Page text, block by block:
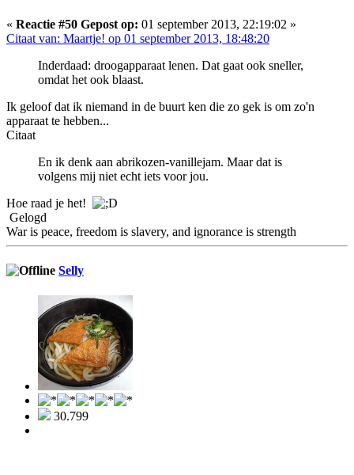
« Reactie #50 Gepost op: 01 september 2013, 22:19:02 »
Citaat van: Maartje! op 01 september 2013, 18:48:20
Inderdaad: droogapparaat lenen. Dat gaat ook sneller,
omdat het ook blaast.
Ik geloof dat ik niemand in de buurt ken die zo gek is om zo'n
apparaat te hebben...
Citaat
En ik denk aan abrikozen-vanillejam. Maar dat is
volgens mij niet echt iets voor jou.
Hoe raad je het!
Gelogd
War is peace, freedom is slavery, and ignorance is strength
Selly
30.799